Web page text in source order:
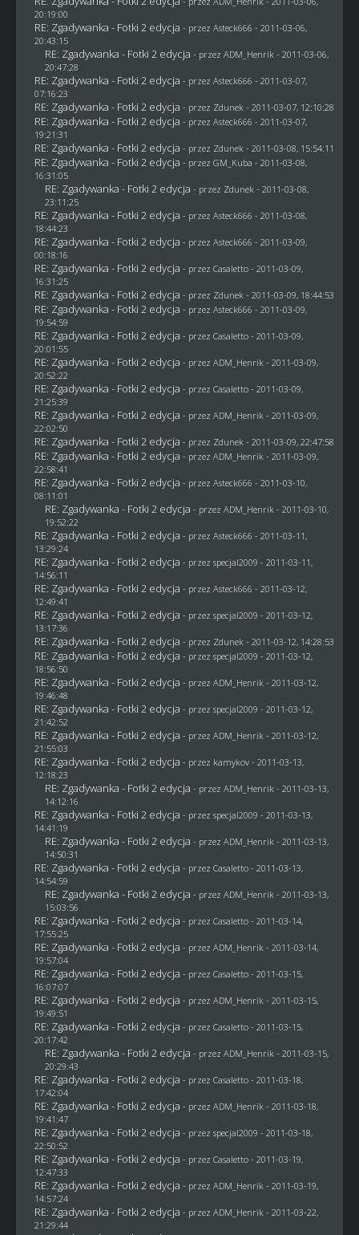
20:19:00
RE: Zgadywanka - Fotki 2 edycja - przez Asteck666 - 2011-03-06,
20:43:15
RE: Zgadywanka - Fotki 2 edycja - przez ADM_Henrik - 2011-03-06,
20:47:28
RE: Zgadywanka - Fotki 2 edycja - przez Asteck666 - 2011-03-07,
07:16:23
RE: Zgadywanka - Fotki 2 edycja - przez Zdunek - 2011-03-07, 12:10:28
RE: Zgadywanka - Fotki 2 edycja - przez Asteck666 - 2011-03-07,
19:21:31
RE: Zgadywanka - Fotki 2 edycja - przez Zdunek - 2011-03-08, 15:54:11
RE: Zgadywanka - Fotki 2 edycja - przez GM_Kuba - 2011-03-08,
16:31:05
RE: Zgadywanka - Fotki 2 edycja - przez Zdunek - 2011-03-08,
23:11:25
RE: Zgadywanka - Fotki 2 edycja - przez Asteck666 - 2011-03-08,
18:44:23
RE: Zgadywanka - Fotki 2 edycja - przez Asteck666 - 2011-03-09,
00:18:16
RE: Zgadywanka - Fotki 2 edycja - przez Casaletto- 2011-03-09,
16:31:25
RE: Zgadywanka - Fotki 2 edycja - przez Zdunek - 2011-03-09, 18:44:53
RE: Zgadywanka - Fotki 2 edycja - przez Asteck666 - 2011-03-09,
19:54:59
RE: Zgadywanka - Fotki 2 edycja - przez Casaletto- 2011-03-09,
20:01:55
RE: Zgadywanka - Fotki 2 edycja - przez ADM_Henrik - 2011-03-09,
20:52:22
RE: Zgadywanka - Fotki 2 edycja - przez Casaletto- 2011-03-09,
21:25:39
RE: Zgadywanka - Fotki 2 edycja - przez ADM_Henrik - 2011-03-09,
22:02:50
RE: Zgadywanka - Fotki 2 edycja - przez Zdunek - 2011-03-09, 22:47:58
RE: Zgadywanka - Fotki 2 edycja - przez ADM_Henrik - 2011-03-09,
22:58:41
RE: Zgadywanka - Fotki 2 edycja - przez Asteck666 - 2011-03-10,
08:11:01
RE: Zgadywanka - Fotki 2 edycja - przez ADM_Henrik - 2011-03-10,
19:52:22
RE: Zgadywanka - Fotki 2 edycja - przez Asteck666 - 2011-03-11,
13:29:24
RE: Zgadywanka - Fotki 2 edycja - przez specjal2009 - 2011-03-11,
14:56:11
RE: Zgadywanka - Fotki 2 edycja - przez Asteck666 - 2011-03-12,
12:49:41
RE: Zgadywanka - Fotki 2 edycja - przez specjal2009 - 2011-03-12,
13:17:36
RE: Zgadywanka - Fotki 2 edycja - przez Zdunek - 2011-03-12, 14:28:53
RE: Zgadywanka - Fotki 2 edycja - przez specjal2009 - 2011-03-12,
18:56:50
RE: Zgadywanka - Fotki 2 edycja - przez ADM_Henrik - 2011-03-12,
19:46:48
RE: Zgadywanka - Fotki 2 edycja - przez specjal2009 - 2011-03-12,
21:42:52
RE: Zgadywanka - Fotki 2 edycja - przez ADM_Henrik - 2011-03-12,
21:55:03
RE: Zgadywanka - Fotki 2 edycja - przez kamykov- 2011-03-13,
12:18:23
RE: Zgadywanka - Fotki 2 edycja - przez ADM_Henrik - 2011-03-13,
14:12:16
RE: Zgadywanka - Fotki 2 edycja - przez specjal2009 - 2011-03-13,
14:41:19
RE: Zgadywanka - Fotki 2 edycja - przez ADM_Henrik - 2011-03-13,
14:50:31
RE: Zgadywanka - Fotki 2 edycja - przez Casaletto- 2011-03-13,
14:54:59
RE: Zgadywanka - Fotki 2 edycja - przez ADM_Henrik - 2011-03-13,
15:03:56
RE: Zgadywanka - Fotki 2 edycja - przez Casaletto- 2011-03-14,
17:55:25
RE: Zgadywanka - Fotki 2 edycja - przez ADM_Henrik - 2011-03-14,
19:57:04
RE: Zgadywanka - Fotki 2 edycja - przez Casaletto- 2011-03-15,
16:07:07
RE: Zgadywanka - Fotki 2 edycja - przez ADM_Henrik - 2011-03-15,
19:49:51
RE: Zgadywanka - Fotki 2 edycja - przez Casaletto- 2011-03-15,
20:17:42
RE: Zgadywanka - Fotki 2 edycja - przez ADM_Henrik - 2011-03-15,
20:29:43
RE: Zgadywanka - Fotki 2 edycja - przez Casaletto- 2011-03-18,
17:42:04
RE: Zgadywanka - Fotki 2 edycja - przez ADM_Henrik - 2011-03-18,
19:41:47
RE: Zgadywanka - Fotki 2 edycja - przez specjal2009 - 2011-03-18,
22:50:52
RE: Zgadywanka - Fotki 2 edycja - przez Casaletto- 2011-03-19,
12:47:33
RE: Zgadywanka - Fotki 2 edycja - przez ADM_Henrik - 2011-03-19,
14:57:24
RE: Zgadywanka - Fotki 2 edycja - przez ADM_Henrik - 2011-03-22,
21:29:44